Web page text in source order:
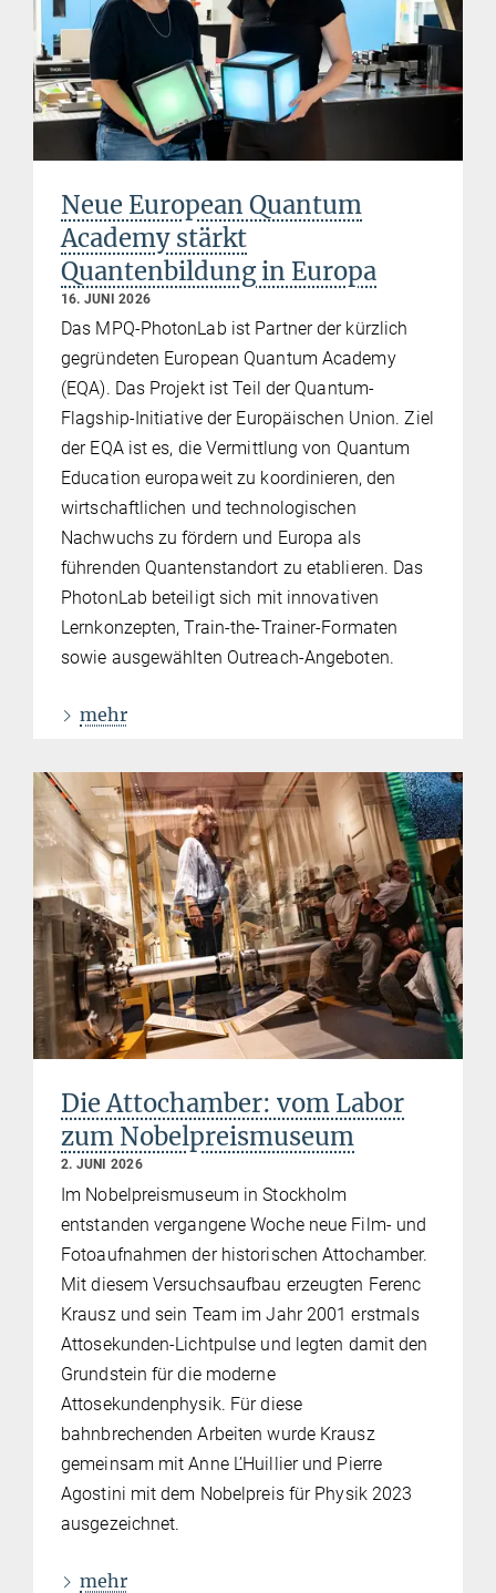
Neue European Quantum
Academy stärkt
Quantenbildung in Europa
16. JUNI 2026
Das MPQ-PhotonLab ist Partner der kürzlich
gegründeten European Quantum Academy
(EQA). Das Projekt ist Teil der Quantum-
Flagship-Initiative der Europäischen Union. Ziel
der EQA ist es, die Vermittlung von Quantum
Education europaweit zu koordinieren, den
wirtschaftlichen und technologischen
Nachwuchs zu fördern und Europa als
führenden Quantenstandort zu etablieren. Das
PhotonLab beteiligt sich mit innovativen
Lernkonzepten, Train-the-Trainer-Formaten
sowie ausgewählten Outreach-Angeboten.
mehr
Die Attochamber: vom Labor
zum Nobelpreismuseum
2. JUNI 2026
Im Nobelpreismuseum in Stockholm
entstanden vergangene Woche neue Film- und
Fotoaufnahmen der historischen Attochamber.
Mit diesem Versuchsaufbau erzeugten Ferenc
Krausz und sein Team im Jahr 2001 erstmals
Attosekunden-Lichtpulse und legten damit den
Grundstein für die moderne
Attosekundenphysik. Für diese
bahnbrechenden Arbeiten wurde Krausz
gemeinsam mit Anne L’Huillier und Pierre
Agostini mit dem Nobelpreis für Physik 2023
ausgezeichnet.
mehr